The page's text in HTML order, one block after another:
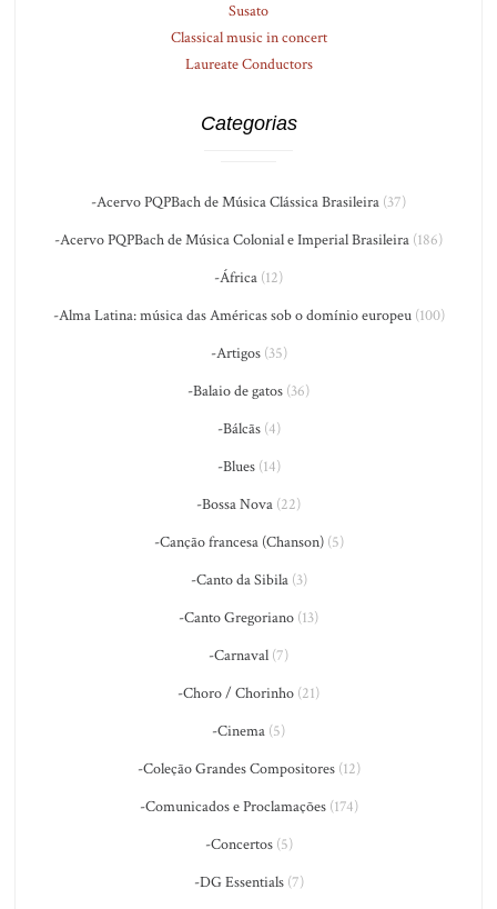
Susato
Classical music in concert
Laureate Conductors
Categorias
-Acervo PQPBach de Música Clássica Brasileira (37)
-Acervo PQPBach de Música Colonial e Imperial Brasileira (186)
-África (12)
-Alma Latina: música das Américas sob o domínio europeu(100)
-Artigos(35)
-Balaio de gatos (36)
-Bálcãs(4)
-Blues(14)
-Bossa Nova (22)
-Canção francesa (Chanson)(5)
-Canto da Sibila(3)
-Canto Gregoriano (13)
-Carnaval (7)
-Choro / Chorinho (21)
-Cinema (5)
-Coleção Grandes Compositores(12)
-Comunicados e Proclamações(174)
-Concertos(5)
-DG Essentials(7)